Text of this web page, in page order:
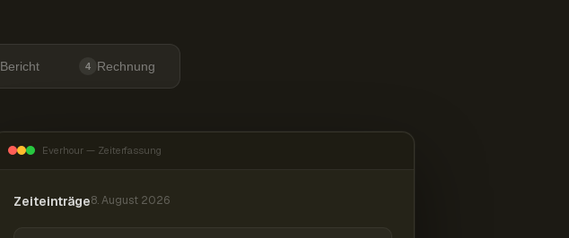
Bericht 4 Rechnung
Everhour — Zeiterfassung
Zeiteinträge8. August 2026